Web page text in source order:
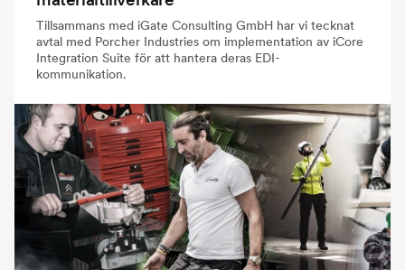
Tillsammans med iGate Consulting GmbH har vi tecknat
avtal med Porcher Industries om implementation av iCore
Integration Suite för att hantera deras EDI-
kommunikation.